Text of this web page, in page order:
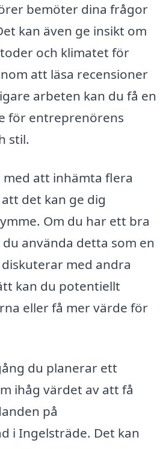
bemöter dina frågor
kan även ge insikt om
och klimatet för
att läsa recensioner
arbeten kan du få en
för entreprenörens
stil.
med att inhämta flera
det kan ge dig
Om du har ett bra
använda detta som en
med andra
kan du potentiellt
eller få mer värde för
du planerar ett
ihåg värdet av att få
på
i Ingelsträde. Det kan